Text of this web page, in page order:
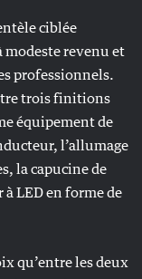
ciblée
modeste revenu et
professionnels.
trois finitions
équipement de
l’allumage
la capucine de
LED en forme de
qu’entre les deux